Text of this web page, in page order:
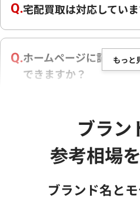
宅配買取は対応してい
ホームページに記載の
できますか？
随分前に買ったものや
でも買取できますか？
身分証は必ず必要です
もっと
ブラン
参考相場
ブランド名と